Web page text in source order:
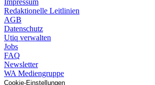
Impressum
Redaktionelle Leitlinien
AGB
Datenschutz
Utiq verwalten
Jobs
FAQ
Newsletter
WA Mediengruppe
Cookie-Einstellungen